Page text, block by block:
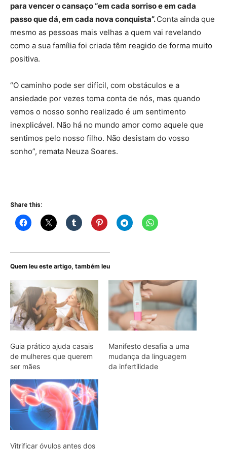
para vencer o cansaço “em cada sorriso e em cada
passo que dá, em cada nova conquista”.Conta ainda que
mesmo as pessoas mais velhas a quem vai revelando
como a sua família foi criada têm reagido de forma muito
positiva.
“O caminho pode ser difícil, com obstáculos e a
ansiedade por vezes toma conta de nós, mas quando
vemos o nosso sonho realizado é um sentimento
inexplicável. Não há no mundo amor como aquele que
sentimos pelo nosso filho. Não desistam do vosso
sonho”, remata Neuza Soares.
Share this:
Quem leu este artigo, também leu
Guia prático ajuda casais
de mulheres que querem
ser mães
Manifesto desafia a uma
mudança da linguagem
da infertilidade
Vitrificar óvulos antes dos